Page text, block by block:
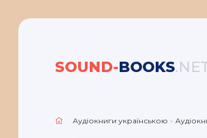
SOUND-BOOKS
Аудіокниги українською »